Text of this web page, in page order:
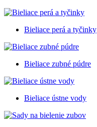
Bieliace perá a tyčinky
Bieliace zubné púdre
Bieliace ústne vody